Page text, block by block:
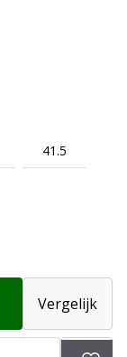
41.5
Vergelijk